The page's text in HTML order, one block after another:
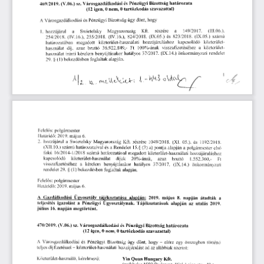
469/2019. (V.06.) sz. Városgazdálkodási és Pénzügyi Bizottság határozata
(12 igen, 0 nem, 0 tartózkodás szavazattal)
A Városgazdálkodási és Pénzügyi Bizottság úgy dönt, hogy
I. hozzájárul a Swietelsky Magyarország Kft. részére a 149/2017.
(111.06.).
254/2018. (IV.16.), 255/2018. (IV.16.), 824/2018. (IX.05.) és 823/2018. (IX.05.) számú
Határozatában
megadott közterület-használati hozzájáruláshoz kapcsolódó
közterület-
használat díj, azaz bruttó 36.922.849,- Ft 100%-ának visszafizetéséhez a közterület-
használat iránti kérelem benyújtásakor hatályos 37/2017. (IX.14.) önkormányzati rendelet
29. § (1) bekezdésben foglaltak alapján.
- kk3
Felelős: polgármester
I latáridö: 2019. május 6.
2.
hozzájárul a Swietelsky Magyarország Kft. részére 1049/2018. (Xl. 05.), és 1192/2018.
(X11.10.) számú határozataival és a Rendelet 15.§ (3) a) pontja alapján a polgármester első
fokú 16/2014-1/2018 számú határozatával megadott közterület-használati hozzájáruláshoz
kapcsolódó
közterület-használat díjak 20%-ának, azaz bruttó 1.552.360,-
Ft
visszafizetéséhez a kérelem benyújtásakor hatályos 37/2017. (IX.14.) önkormányzati
rendelet 29. § (1) bekezdésben foglaltak alapján.
Felelős: polgármester
Ilatáridö: 2019. május 6.
A Gazdálkodási Ügyosztály tájékoztatása alapján: 2019. május 8. napján átadták a
teljesítés igazolást a Pénzügyi Ügyosztálynak. Tájékoztatásuk alapján az utalás 2019.
július 16. napján megtörtént.
470/2019. (V.06.) sz. Városgazdálkodási és Pénzügyi Bizottság határozata
(12 igen, 0 nem, 0 tartózkodás szavazattal)
A Városgazdálkodási és Pénzügyi Bizottság úgy dönt, hogy - előre egy összegben történő
teljes díjfizetéssel - közterület-használati hozzájárulást ad az alábbiak szerint:
Közterület-használó, kérelmező: Yin Quan Hungary Kft.